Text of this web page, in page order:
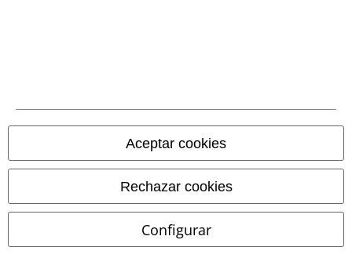
Aceptar cookies
Rechazar cookies
Configurar
© 1986-2026 E.M.P. Merchandising HGmbH
Tiendas EMP online